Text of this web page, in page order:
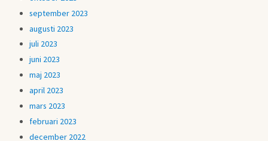
september 2023
augusti 2023
juli 2023
juni 2023
maj 2023
april 2023
mars 2023
februari 2023
december 2022